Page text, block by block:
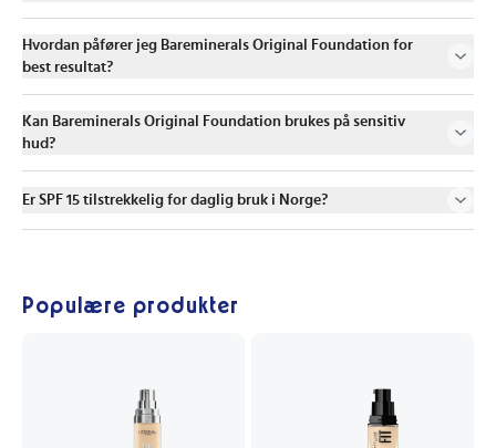
Hvordan påfører jeg Bareminerals Original Foundation for
best resultat?
Kan Bareminerals Original Foundation brukes på sensitiv
hud?
Er SPF 15 tilstrekkelig for daglig bruk i Norge?
Populære produkter